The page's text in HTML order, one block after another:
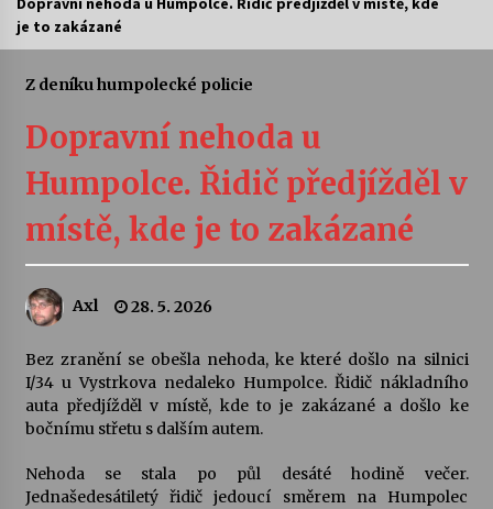
4. 8. 2026
Vernisáž výstavy Josefíny Duškové: Stávám se
30. 7. 2026
Veselí muzikanti
30. 7. 2026
šedesátka: 28. 7.–1. 8. 2026
28. 7. 2026
Letní koncerty ve Stromovce: Kolchoz a
28. 7. 2026
je to zakázané
Z deníku humpolecké policie
Dopravní nehoda u
Humpolce. Řidič předjížděl v
místě, kde je to zakázané
Axl 28. 5. 2026
Bez zranění se obešla nehoda, ke které došlo na silnici
I/34 u Vystrkova nedaleko Humpolce. Řidič nákladního
auta předjížděl v místě, kde to je zakázané a došlo ke
bočnímu střetu s dalším autem.
Nehoda se stala po půl desáté hodině večer.
Jednašedesátiletý řidič jedoucí směrem na Humpolec